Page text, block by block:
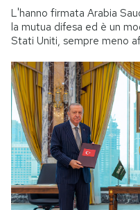
L'hanno firmata Arabia
la mutua difesa ed è un
Stati Uniti, sempre meno